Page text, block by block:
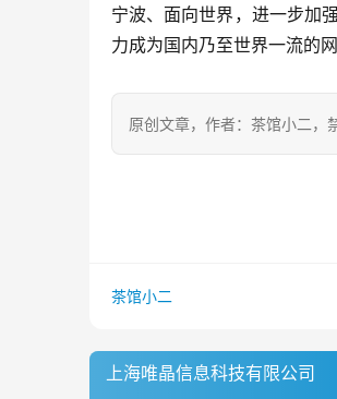
宁波、面向世界，进一步加
力成为国内乃至世界一流的
原创文章，作者：茶馆小二
茶馆小二
上海唯晶信息科技有限公司